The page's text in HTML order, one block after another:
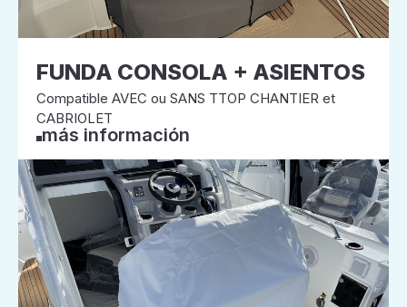
FUNDA CONSOLA + ASIENTOS
Compatible AVEC ou SANS TTOP CHANTIER et
CABRIOLET
más información